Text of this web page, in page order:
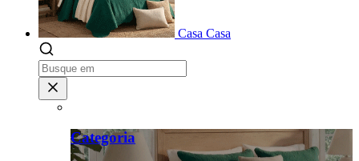
Casa Casa
Categoria